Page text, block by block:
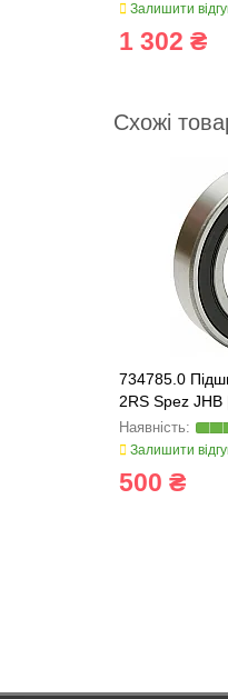
Залишити
1 302 ₴
Схожі
734785.0
2RS Spez
Залишити
500 ₴